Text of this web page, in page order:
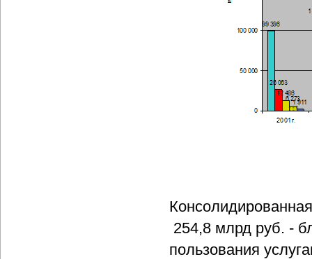
254,8 млрд руб. -
пользования